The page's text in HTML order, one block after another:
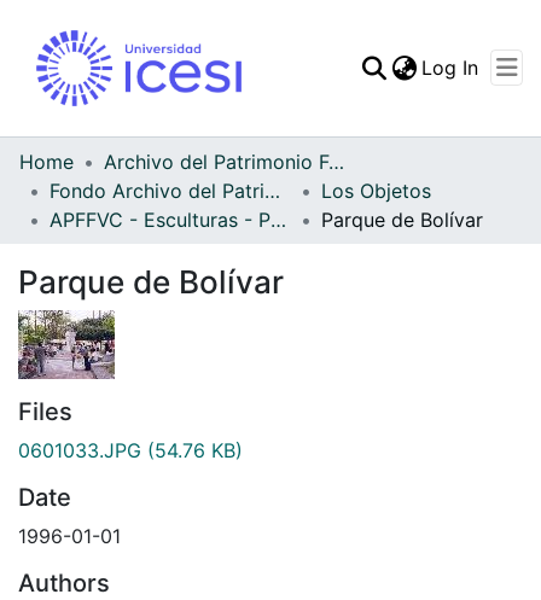
Statistics
Log In
Home
Archivo del Patrimonio Fotográfico y Fílmico del Valle del Cauca
Fondo Archivo del Patrimonio Fotográfico y Fílmico del Valle del Cauca
Los Objetos
APFFVC - Esculturas - Patrimonial
Parque de Bolívar
Parque de Bolívar
Files
0601033.JPG (54.76 KB)
Date
1996-01-01
Authors